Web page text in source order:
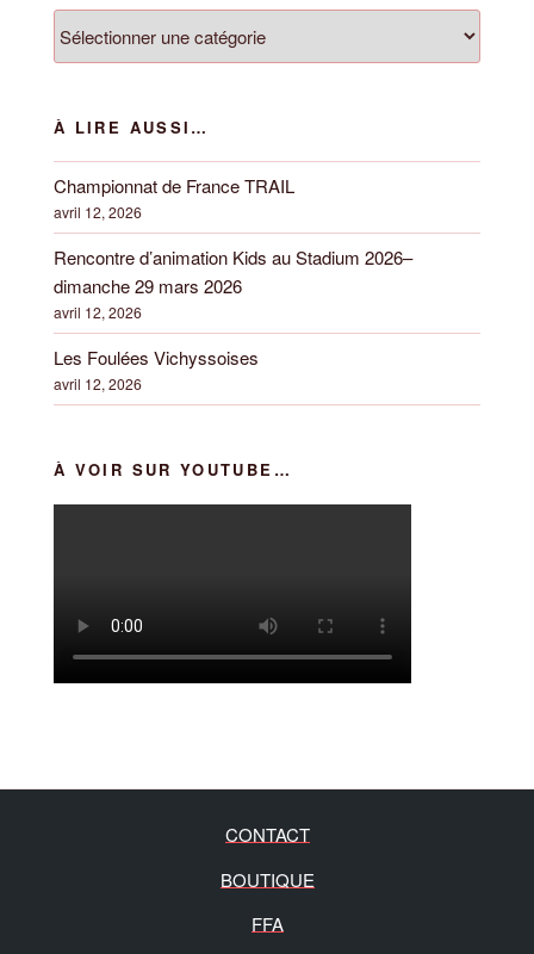
À LIRE AUSSI…
Championnat de France TRAIL
avril 12, 2026
Rencontre d’animation Kids au Stadium 2026–
dimanche 29 mars 2026
avril 12, 2026
Les Foulées Vichyssoises
avril 12, 2026
À VOIR SUR YOUTUBE…
CONTACT
BOUTIQUE
FFA